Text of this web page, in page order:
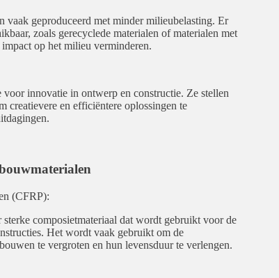
vaak geproduceerd met minder milieubelasting. Er
zoals gerecyclede materialen of materialen met
op het milieu verminderen.
innovatie in ontwerp en constructie. Ze stellen
creatievere en efficiëntere oplossingen te
(CFRP):
composietmateriaal dat wordt gebruikt voor de
Het wordt vaak gebruikt om de
te vergroten en hun levensduur te verlengen.